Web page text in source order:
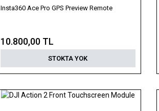
Insta360 Ace Pro GPS Preview Remote
10.800,00 TL
STOKTA YOK